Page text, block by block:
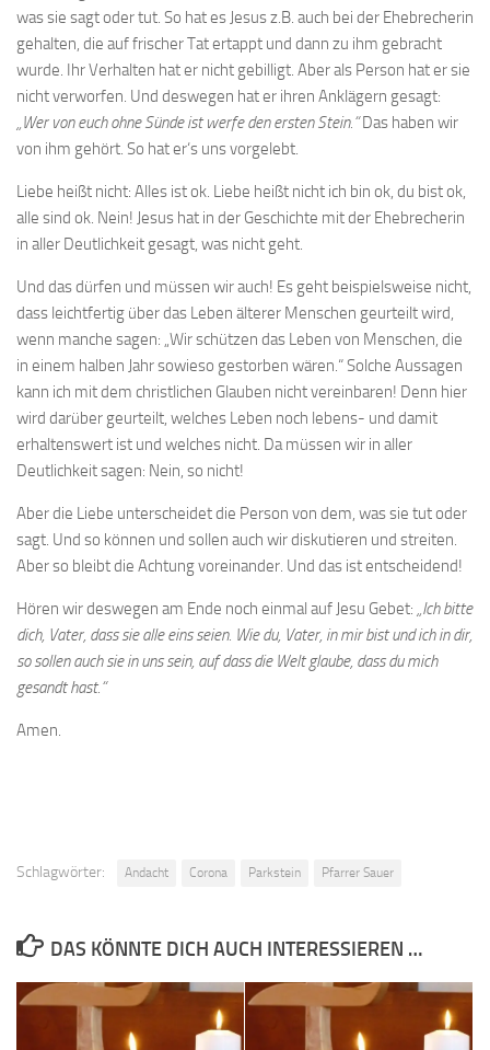
was sie sagt oder tut. So hat es Jesus z.B. auch bei der Ehebrecherin
gehalten, die auf frischer Tat ertappt und dann zu ihm gebracht
wurde. Ihr Verhalten hat er nicht gebilligt. Aber als Person hat er sie
nicht verworfen. Und deswegen hat er ihren Anklägern gesagt:
„Wer von euch ohne Sünde ist werfe den ersten Stein.“Das haben wir
von ihm gehört. So hat er‘s uns vorgelebt.
Liebe heißt nicht: Alles ist ok. Liebe heißt nicht ich bin ok, du bist ok,
alle sind ok. Nein! Jesus hat in der Geschichte mit der Ehebrecherin
in aller Deutlichkeit gesagt, was nicht geht.
Und das dürfen und müssen wir auch! Es geht beispielsweise nicht,
dass leichtfertig über das Leben älterer Menschen geurteilt wird,
wenn manche sagen: „Wir schützen das Leben von Menschen, die
in einem halben Jahr sowieso gestorben wären.“ Solche Aussagen
kann ich mit dem christlichen Glauben nicht vereinbaren! Denn hier
wird darüber geurteilt, welches Leben noch lebens- und damit
erhaltenswert ist und welches nicht. Da müssen wir in aller
Deutlichkeit sagen: Nein, so nicht!
Aber die Liebe unterscheidet die Person von dem, was sie tut oder
sagt. Und so können und sollen auch wir diskutieren und streiten.
Aber so bleibt die Achtung voreinander. Und das ist entscheidend!
Hören wir deswegen am Ende noch einmal auf Jesu Gebet: „Ich bitte
dich, Vater, dass sie alle eins seien. Wie du, Vater, in mir bist und ich in dir,
so sollen auch sie in uns sein, auf dass die Welt glaube, dass du mich
gesandt hast.“
Amen.
Schlagwörter: Andacht Corona Parkstein Pfarrer Sauer
DAS KÖNNTE DICH AUCH INTERESSIEREN …